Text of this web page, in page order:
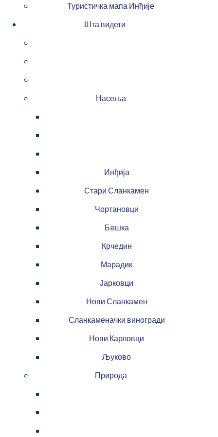
Туристичка мапа Инђије
Шта видети
Насеља
Инђија
Стари Сланкамен
Чортановци
Бeшка
Крчедин
Марадик
Јарковци
Нови Сланкамен
Сланкаменачки виногради
Нови Карловци
Љуково
Природа